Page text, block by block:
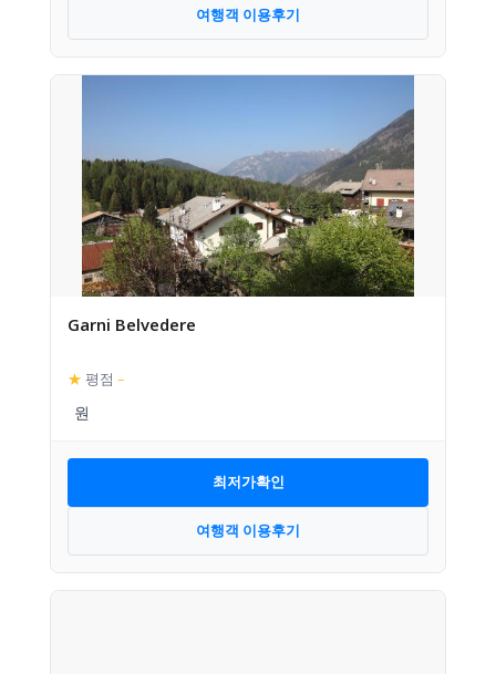
여행객 이용후기
Garni Belvedere
★ 평점 –
최저가확인
여행객 이용후기